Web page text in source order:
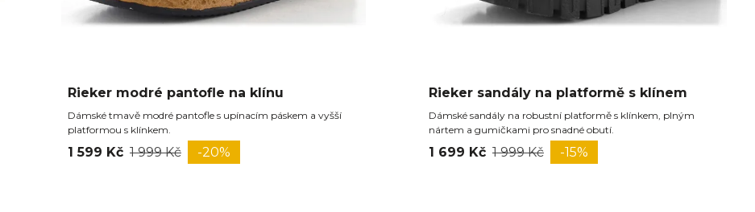
Rieker modré pantofle na klínu
Dámské tmavě modré pantofle s upínacím páskem a vyšší
platformou s klínkem.
1 599 Kč 1 999 Kč -20%
Rieker sandály na platformě s klínem
Dámské sandály na robustní platformě s klínkem, plným
nártem a gumičkami pro snadné obutí.
1 699 Kč 1 999 Kč -15%